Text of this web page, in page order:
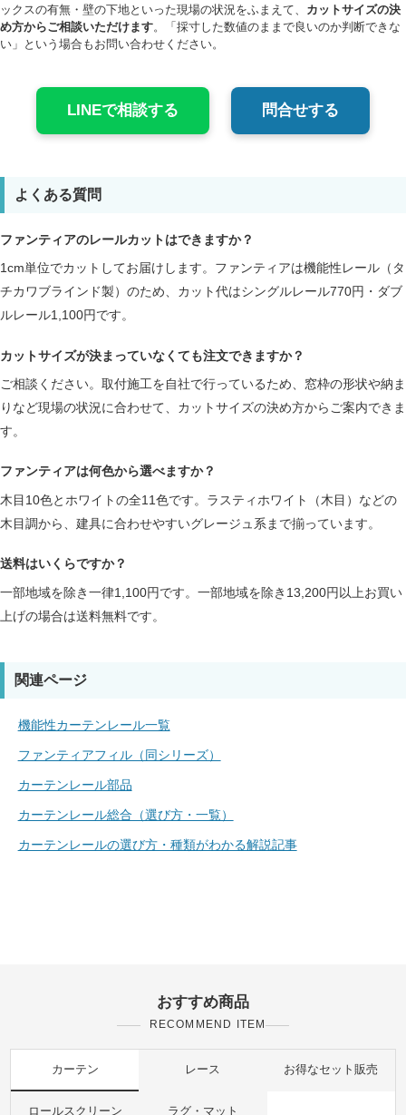
ックスの有無・壁の下地といった現場の状況をふまえて、 カットサイズの決
め方からご相談いただけます。「採寸した数値のままで良いのか判断できな
い」という場合もお問い合わせください。
LINEで相談する 問合せする
よくある質問
ファンティアのレールカットはできますか？
1cm単位でカットしてお届けします。ファンティアは機能性レール（タ
チカワブラインド製）のため、カット代はシングルレール770円・ダブ
ルレール1,100円です。
カットサイズが決まっていなくても注文できますか？
ご相談ください。取付施工を自社で行っているため、窓枠の形状や納ま
りなど現場の状況に合わせて、カットサイズの決め方からご案内できま
す。
ファンティアは何色から選べますか？
木目10色とホワイトの全11色です。ラスティホワイト（木目）などの
木目調から、建具に合わせやすいグレージュ系まで揃っています。
送料はいくらですか？
一部地域を除き一律1,100円です。一部地域を除き13,200円以上お買い
上げの場合は送料無料です。
関連ページ
機能性カーテンレール一覧
ファンティアフィル（同シリーズ）
カーテンレール部品
カーテンレール総合（選び方・一覧）
カーテンレールの選び方・種類がわかる解説記事
おすすめ商品
RECOMMEND ITEM
カーテン レース お得なセット販売
ロールスクリーン ラグ・マット